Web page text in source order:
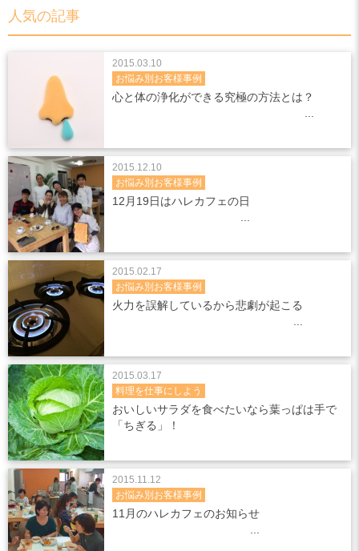
人気の記事
心と体の浄化ができる究極の方法とは？
お悩み別お客様事例
2015.03.10
12月19日はハレカフェの日
お悩み別お客様事例
2015.12.10
火力を誤解しているから悲劇が起こる
お悩み別お客様事例
2015.02.17
おいしいサラダを食べたいなら葉っぱは手で
「ちぎる」！
料理を仕事にしよう
2015.03.17
11月のハレカフェのお知らせ
お悩み別お客様事例
2015.11.12